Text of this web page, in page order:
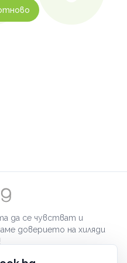
да се чувстват и
доверието на хиляди